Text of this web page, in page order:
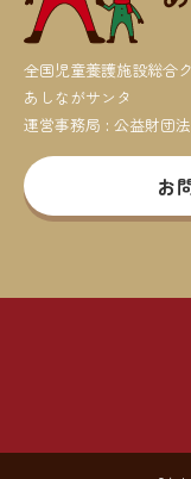
全国児童養護施設総合
あしながサンタ
運営事務局 : 公益財団
お